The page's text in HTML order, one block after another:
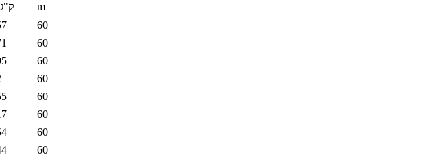
m
60
60
60
60
60
60
60
60